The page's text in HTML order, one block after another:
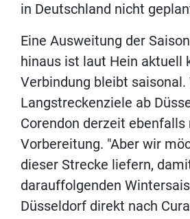
in Deutschland nicht
Eine Ausweitung der
hinaus ist laut Hein aktuell
Verbindung bleibt saisonal.
Langstreckenziele ab
Corendon derzeit ebenfalls
Vorbereitung. "Aber wir
dieser Strecke liefern,
darauffolgenden
Düsseldorf direkt nach